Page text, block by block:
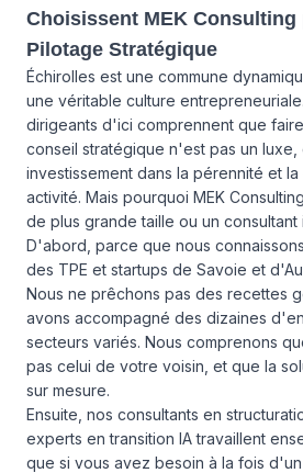
Choisissent MEK Consulting
Pilotage Stratégique
Échirolles est une commune
une véritable culture
dirigeants d'ici comprennent que
conseil stratégique n'est pas un luxe,
investissement dans la pérennité et
activité. Mais pourquoi MEK
de plus grande taille ou un consultant
D'abord, parce que nous
des TPE et startups de Savoie et
Nous ne prêchons pas des recettes
avons accompagné des dizaines
secteurs variés. Nous comprenons
pas celui de votre voisin, et que la
sur mesure.
Ensuite, nos consultants en
experts en transition IA travaillent
que si vous avez besoin à la fois